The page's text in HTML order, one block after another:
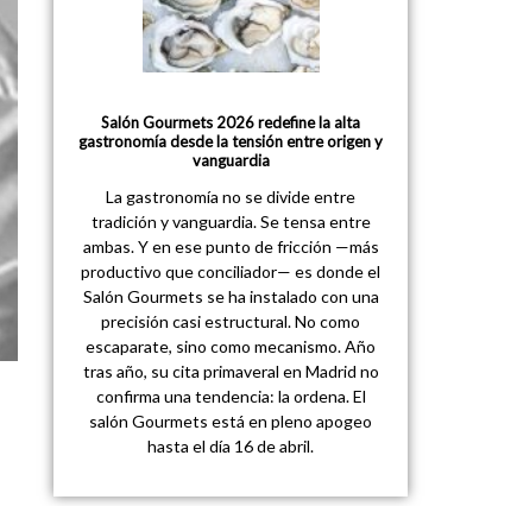
Salón Gourmets 2026 redefine la alta
gastronomía desde la tensión entre origen y
vanguardia
La gastronomía no se divide entre
tradición y vanguardia. Se tensa entre
ambas. Y en ese punto de fricción —más
productivo que conciliador— es donde el
Salón Gourmets se ha instalado con una
precisión casi estructural. No como
escaparate, sino como mecanismo. Año
tras año, su cita primaveral en Madrid no
confirma una tendencia: la ordena. El
salón Gourmets está en pleno apogeo
hasta el día 16 de abril.